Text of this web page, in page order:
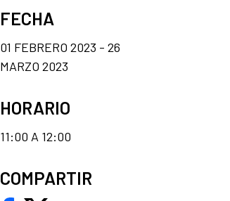
FECHA
01 FEBRERO 2023 - 26
MARZO 2023
HORARIO
11:00 A 12:00
COMPARTIR